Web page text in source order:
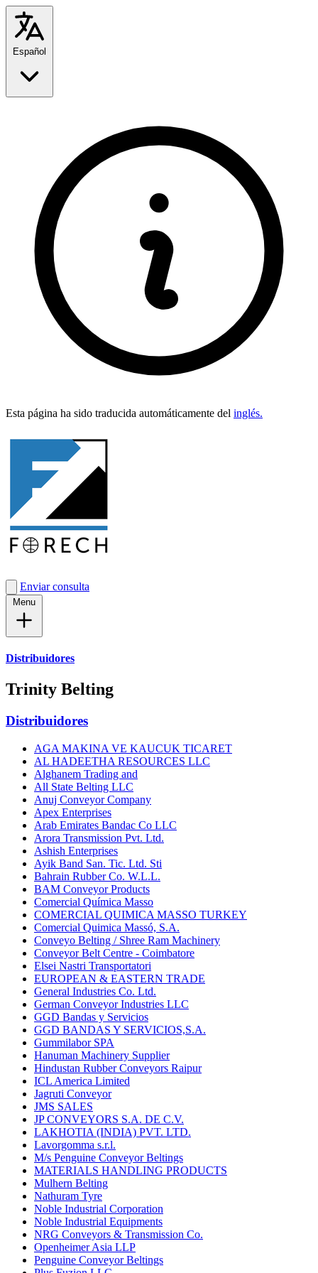
Esta pági­na ha sido tra­duci­da automáti­ca­mente del inglés.
Enviar consulta
Distribuidores
Trinity Belting
Distribuidores
AGA MAKINA VE KAUCUK TICARET
AL HADEETHA RESOURCES LLC
Alghanem Trading and
All State Belting LLC
Anuj Conveyor Company
Apex Enterprises
Arab Emirates Bandac Co LLC
Arora Transmission Pvt. Ltd.
Ashish Enterprises
Ayik Band San. Tic. Ltd. Sti
Bahrain Rubber Co. W.L.L.
BAM Conveyor Products
Comercial Química Masso
COMERCIAL QUIMICA MASSO TURKEY
Comercial Quimica Massó, S.A.
Conveyo Belting / Shree Ram Machinery
Conveyor Belt Centre - Coimbatore
Elsei Nastri Transportatori
EUROPEAN & EASTERN TRADE
General Industries Co. Ltd.
German Conveyor Industries LLC
GGD Bandas y Servicios
GGD BANDAS Y SERVICIOS,S.A.
Gummilabor SPA
Hanuman Machinery Supplier
Hindustan Rubber Conveyors Raipur
ICL America Limited
Jagruti Conveyor
JMS SALES
JP CONVEYORS S.A. DE C.V.
LAKHOTIA (INDIA) PVT. LTD.
Lavorgomma s.r.l.
M/s Penguine Conveyor Beltings
MATERIALS HANDLING PRODUCTS
Mulhern Belting
Nathuram Tyre
Noble Industrial Corporation
Noble Industrial Equipments
NRG Conveyors & Transmission Co.
Openheimer Asia LLP
Penguine Conveyor Beltings